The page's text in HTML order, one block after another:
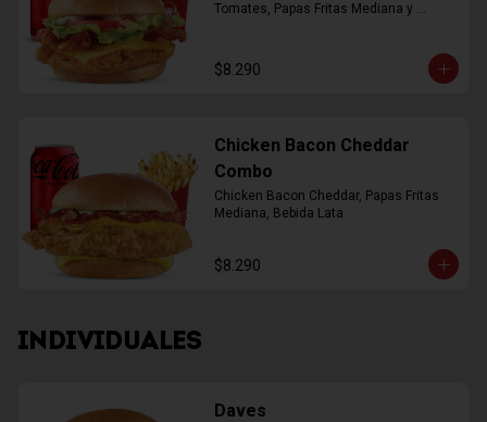
Tomates, Papas Fritas Mediana y
$8.290
Chicken Bacon Cheddar
Combo
Chicken Bacon Cheddar, Papas Fritas
Mediana, Bebida Lata
$8.290
INDIVIDUALES
Daves